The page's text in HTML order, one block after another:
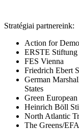
Stratégiai partnereink:
Action for
ERSTE Stiftung
FES Vienna
Friedrich Ebert
German
States
Green
Heinrich Böll
North Atlantic
The Greens/